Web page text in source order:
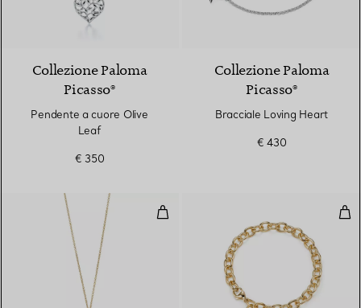
Collezione Paloma
Picasso®
Pendente a cuore Olive
Leaf
€ 350
Collezione Paloma
Picasso®
Bracciale Loving Heart
€ 430
Pendente Heart Tag